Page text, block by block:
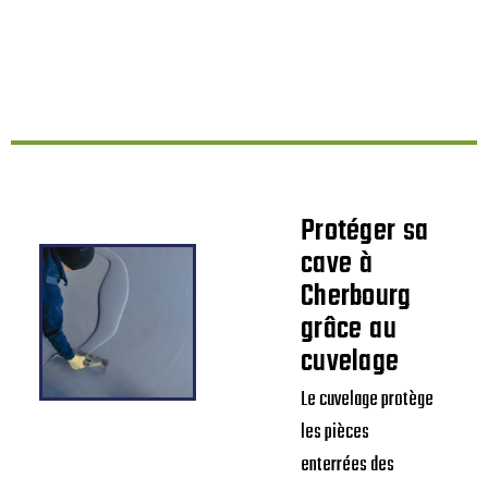
Protéger sa
cave à
Cherbourg
grâce au
cuvelage
Le cuvelage protège
les pièces
enterrées des